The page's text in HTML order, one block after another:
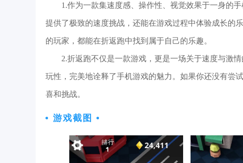
1.作为一款集速度感、操作性、视觉效果于一身的
提供了极致的速度挑战，还能在游戏过程中体验成长的
的玩家，都能在折返跑中找到属于自己的乐趣。
2.折返跑不仅是一款游戏，更是一场关于速度与激
玩性，完美地诠释了手机游戏的魅力。如果你还没有尝
喜和挑战。
游戏截图